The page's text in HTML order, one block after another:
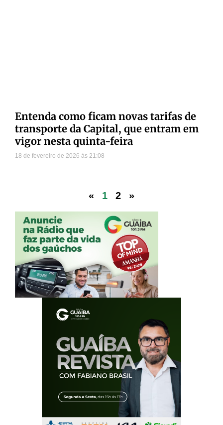
Entenda como ficam novas tarifas de
transporte da Capital, que entram em
vigor nesta quinta-feira
18 de fevereiro de 2026 21:08
« 1 2 »